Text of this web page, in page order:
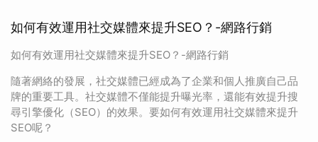
如何有效運用社交媒體來提升SEO？-網路行銷
如何有效運用社交媒體來提升SEO？-網路行銷
隨著網絡的發展，社交媒體已經成為了企業和個人推廣自己品
牌的重要工具。社交媒體不僅能提升曝光率，還能有效提升搜
尋引擎優化（SEO）的效果。要如何有效運用社交媒體來提升
SEO呢？